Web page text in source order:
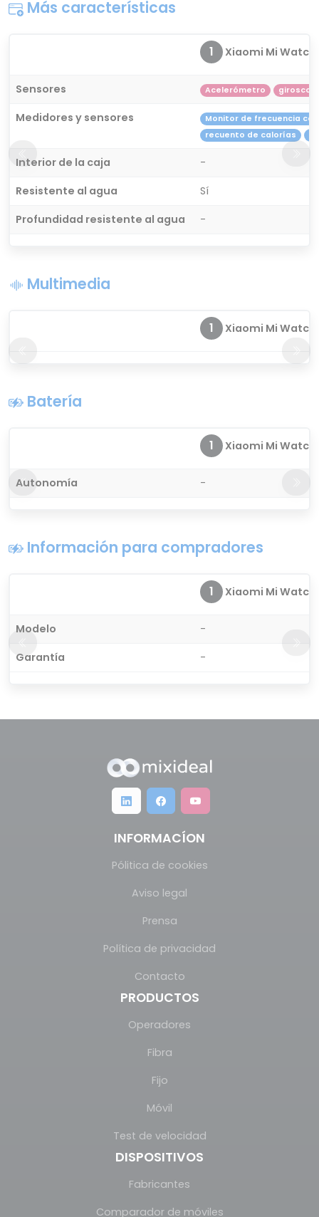
Más características
1 Xiaomi Mi Watch
Sensores Acelerómetro
Medidores y sensores
Monitor de frecuencia
recuento de calorías
Interior de la caja
-
Resistente al agua
Sí
Profundidad resistente al agua
-
Multimedia
1 Xiaomi Mi Watch
Batería
1 Xiaomi Mi Watch
Autonomía -
Información para compradores
1 Xiaomi Mi Watch
Modelo
-
Garantía
-
INFORMACÍON
Pólitica de cookies
Aviso legal
Prensa
Política de privacidad
Contacto
PRODUCTOS
Operadores
Fibra
Fijo
Móvil
Test de velocidad
DISPOSITIVOS
Fabricantes
Comparador de móviles